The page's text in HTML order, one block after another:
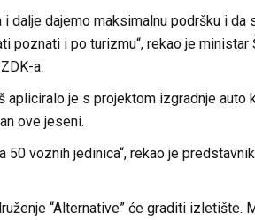
dajemo maksimalnu podršku i da
i po turizmu“, rekao je ministar
a.
je s projektom izgradnje auto
ove jeseni.
voznih jedinica“, rekao je
“Alternative” će graditi izletište.